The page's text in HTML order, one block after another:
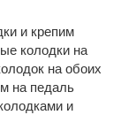
и крепим
колодки на
на обоих
на педаль
и